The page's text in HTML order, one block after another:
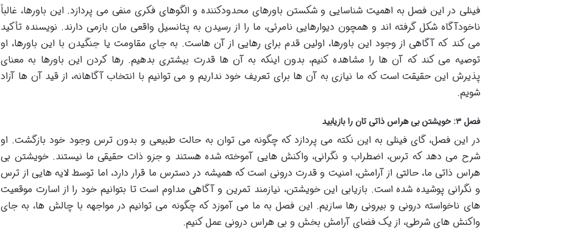
فینلی در این فصل به اهمیت شناسایی و شکستن باورهای محدودکننده و الگوهای فکری منفی می پردازد. این باورها، غالباً
ناخودآگاه شکل گرفته اند و همچون دیوارهایی نامرئی، ما را از رسیدن به پتانسیل واقعی مان بازمی دارند. نویسنده تأکید
می کند که آگاهی از وجود این باورها، اولین قدم برای رهایی از آن هاست. به جای مقاومت یا جنگیدن با این باورها، او
توصیه می کند که آن ها را مشاهده کنیم، بدون اینکه به آن ها قدرت بیشتری بدهیم. رها کردن این باورها به معنای
پذیرش این حقیقت است که ما نیازی به آن ها برای تعریف خود نداریم و می توانیم با انتخاب آگاهانه، از قید آن ها آزاد
شویم.
فصل ۳: خویشتن بی هراس ذاتی تان را بازیابید
در این فصل، گای فینلی به این نکته می پردازد که چگونه می توان به حالت طبیعی و بدون ترس وجود خود بازگشت. او
شرح می دهد که ترس، اضطراب و نگرانی، واکنش هایی آموخته شده هستند و جزو ذات حقیقی ما نیستند. خویشتن بی
هراس ذاتی ما، حالتی از آرامش، امنیت و قدرت درونی است که همیشه در دسترس ما قرار دارد، اما توسط لایه هایی از ترس
و نگرانی پوشیده شده است. بازیابی این خویشتن، نیازمند تمرین و آگاهی مداوم است تا بتوانیم خود را از اسارت موقعیت
های ناخواسته درونی و بیرونی رها سازیم. این فصل به ما می آموزد که چگونه می توانیم در مواجهه با چالش ها، به جای
واکنش های شرطی، از یک فضای آرامش بخش و بی هراس درونی عمل کنیم.